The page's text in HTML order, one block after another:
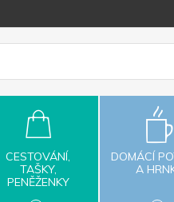
CESTOVÁNÍ,
TAŠKY,
PENĚŽENKY
DOMÁCÍ
A